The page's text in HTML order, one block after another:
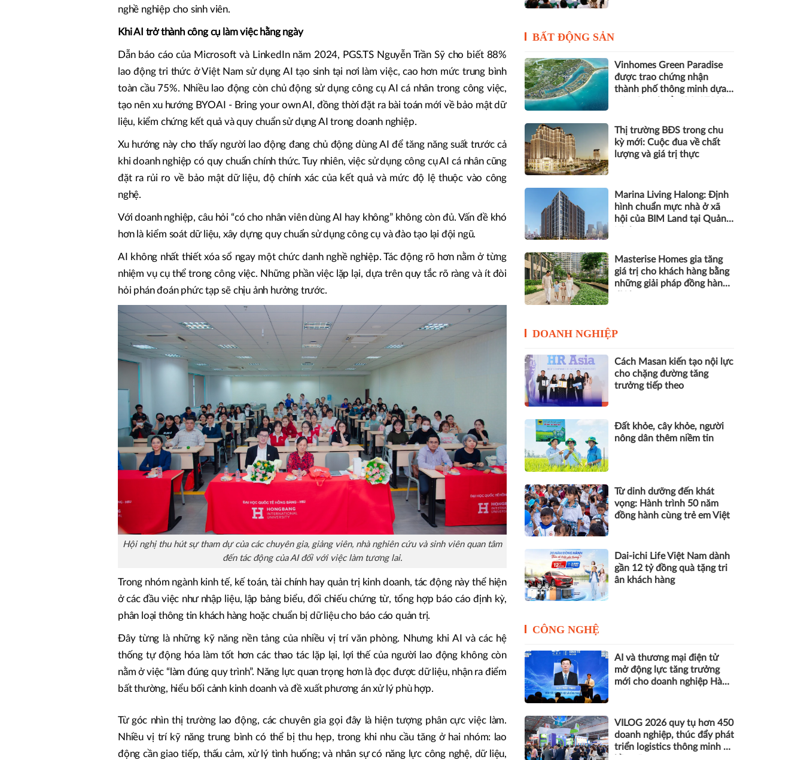
nghề nghiệp cho sinh viên.
Khi AI trở thành công cụ làm việc hằng ngày
Dẫn báo cáo của Microsoft và LinkedIn năm 2024, PGS.TS Nguyễn Trần Sỹ cho biết 88%
lao động tri thức ở Việt Nam sử dụng AI tạo sinh tại nơi làm việc, cao hơn mức trung bình
toàn cầu 75%. Nhiều lao động còn chủ động sử dụng công cụ AI cá nhân trong công việc,
tạo nên xu hướng BYOAI - Bring your own AI, đồng thời đặt ra bài toán mới về bảo mật dữ
liệu, kiểm chứng kết quả và quy chuẩn sử dụng AI trong doanh nghiệp.
Xu hướng này cho thấy người lao động đang chủ động dùng AI để tăng năng suất trước cả
khi doanh nghiệp có quy chuẩn chính thức. Tuy nhiên, việc sử dụng công cụ AI cá nhân cũng
đặt ra rủi ro về bảo mật dữ liệu, độ chính xác của kết quả và mức độ lệ thuộc vào công
nghệ.
Với doanh nghiệp, câu hỏi “có cho nhân viên dùng AI hay không” không còn đủ. Vấn đề khó
hơn là kiểm soát dữ liệu, xây dựng quy chuẩn sử dụng công cụ và đào tạo lại đội ngũ.
AI không nhất thiết xóa sổ ngay một chức danh nghề nghiệp. Tác động rõ hơn nằm ở từng
nhiệm vụ cụ thể trong công việc. Những phần việc lặp lại, dựa trên quy tắc rõ ràng và ít đòi
hỏi phán đoán phức tạp sẽ chịu ảnh hưởng trước.
Hội nghị thu hút sự tham dự của các chuyên gia, giảng viên, nhà nghiên cứu và sinh viên quan tâm
đến tác động của AI đối với việc làm tương lai.
Trong nhóm ngành kinh tế, kế toán, tài chính hay quản trị kinh doanh, tác động này thể hiện
ở các đầu việc như nhập liệu, lập bảng biểu, đối chiếu chứng từ, tổng hợp báo cáo định kỳ,
phân loại thông tin khách hàng hoặc chuẩn bị dữ liệu cho báo cáo quản trị.
Đây từng là những kỹ năng nền tảng của nhiều vị trí văn phòng. Nhưng khi AI và các hệ
thống tự động hóa làm tốt hơn các thao tác lặp lại, lợi thế của người lao động không còn
nằm ở việc “làm đúng quy trình”. Năng lực quan trọng hơn là đọc được dữ liệu, nhận ra điểm
bất thường, hiểu bối cảnh kinh doanh và đề xuất phương án xử lý phù hợp.
Từ góc nhìn thị trường lao động, các chuyên gia gọi đây là hiện tượng phân cực việc làm.
Nhiều vị trí kỹ năng trung bình có thể bị thu hẹp, trong khi nhu cầu tăng ở hai nhóm: lao
động cần giao tiếp, thấu cảm, xử lý tình huống; và nhân sự có năng lực công nghệ, dữ liệu,
BẤT ĐỘNG SẢN
Vinhomes Green Paradise
được trao chứng nhận
thành phố thông minh dựa
Thị trường BĐS trong chu
kỳ mới: Cuộc đua về chất
lượng và giá trị thực
Marina Living Halong: Định
hình chuẩn mực nhà ở xã
hội của BIM Land tại Quảng
Masterise Homes gia tăng
giá trị cho khách hàng bằng
những giải pháp đồng hành
DOANH NGHIỆP
Cách Masan kiến tạo nội lực
cho chặng đường tăng
trưởng tiếp theo
Đất khỏe, cây khỏe, người
nông dân thêm niềm tin
Từ dinh dưỡng đến khát
vọng: Hành trình 50 năm
đồng hành cùng trẻ em Việt
Dai-ichi Life Việt Nam dành
gần 12 tỷ đồng quà tặng tri
ân khách hàng
CÔNG NGHỆ
AI và thương mại điện tử
mở động lực tăng trưởng
mới cho doanh nghiệp Hà
VILOG 2026 quy tụ hơn 450
doanh nghiệp, thúc đẩy phát
triển logistics thông minh và